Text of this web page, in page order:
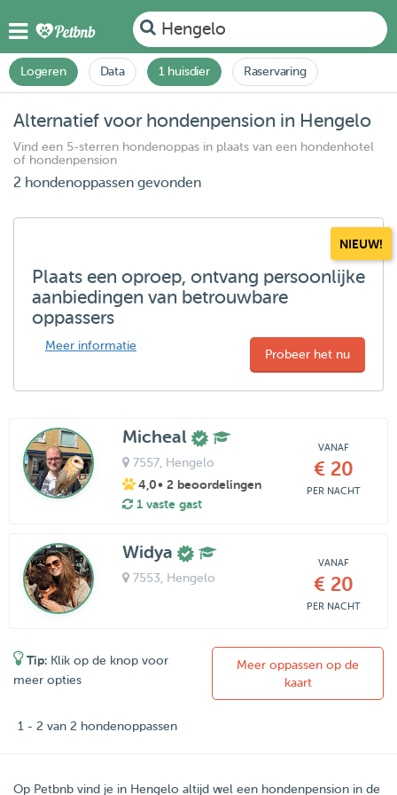
Hengelo
Logeren Data 1 huisdier Raservaring
Alternatief voor hondenpension in Hengelo
Vind een 5-sterren hondenoppas in plaats van een hondenhotel
of hondenpension
2 hondenoppassen gevonden
NIEUW!
Plaats een oproep, ontvang persoonlijke
aanbiedingen van betrouwbare
oppassers
Meer informatie
Probeer het nu
Micheal
7557, Hengelo
4,0• 2 beoordelingen
1 vaste gast
VANAF
€ 20
PER NACHT
Widya
7553 , Hengelo
VANAF
€ 20
PER NACHT
Tip: Klik op de knop voor
meer opties
Meer oppassen op de
kaart
1 - 2 van 2 hondenoppassen
Op Petbnb vind je in Hengelo altijd wel een hondenpension in de